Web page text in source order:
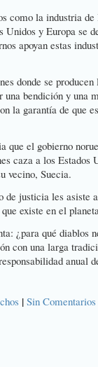
como la industria
Unidos y Europa se
apoyan estas
donde se
bendición y una
la garantía de que
que el gobierno
caza a los Estados
vecino, Suecia.
de justicia les asiste
existe en el
¿para qué diablos
con una larga
anual
| Sin